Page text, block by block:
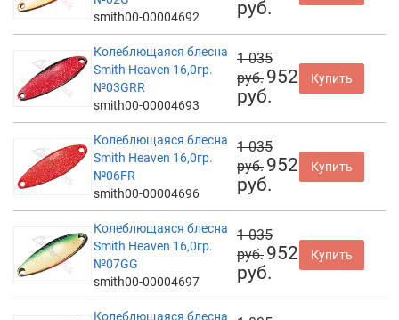
smith00-00004692
руб.
Колеблющаяся блесна
Smith Heaven 16,0гр.
№03GRR
smith00-00004693
1 035
руб. 952
руб.
Купить
Колеблющаяся блесна
Smith Heaven 16,0гр.
№06FR
smith00-00004696
1 035
руб. 952
руб.
Купить
Колеблющаяся блесна
Smith Heaven 16,0гр.
№07GG
smith00-00004697
1 035
руб. 952
руб.
Купить
Колеблющаяся блесна